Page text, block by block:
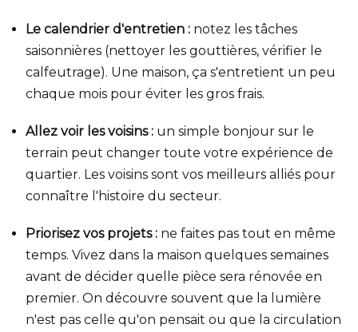
Le calendrier d'entretien : notez les tâches
saisonnières (nettoyer les gouttières, vérifier le
calfeutrage). Une maison, ça s'entretient un peu
chaque mois pour éviter les gros frais.
Allez voir les voisins : un simple bonjour sur le
terrain peut changer toute votre expérience de
quartier. Les voisins sont vos meilleurs alliés pour
connaître l'histoire du secteur.
Priorisez vos projets : ne faites pas tout en même
temps. Vivez dans la maison quelques semaines
avant de décider quelle pièce sera rénovée en
premier. On découvre souvent que la lumière
n'est pas celle qu'on pensait ou que la circulation